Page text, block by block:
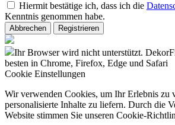
Hiermit bestätige ich, dass ich die
Kenntnis genommen habe.
Abbrechen Registrieren
Ihr Browser wird nicht unterstützt.
besten in Chrome, Firefox, Edge und Safari
Cookie Einstellungen
Wir verwenden Cookies, um Ihr Erlebnis zu
personalisierte Inhalte zu liefern. Durch die
Website stimmen Sie unseren Cookie-